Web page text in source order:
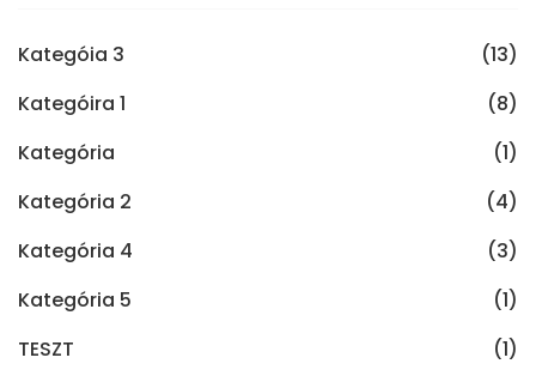
Kategóia 3
(13)
Kategóira 1
(8)
Kategória
(1)
Kategória 2
(4)
Kategória 4
(3)
Kategória 5
(1)
TESZT
(1)